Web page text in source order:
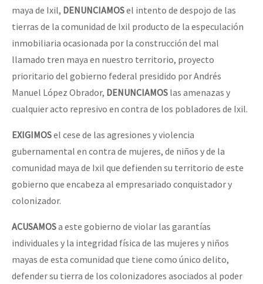
maya de Ixil, DENUNCIAMOSel intento de despojo de las
tierras de la comunidad de Ixil producto de la especulación
inmobiliaria ocasionada por la construcción del mal
llamado tren maya en nuestro territorio, proyecto
prioritario del gobierno federal presidido por Andrés
Manuel López Obrador, DENUNCIAMOS las amenazas y
cualquier acto represivo en contra de los pobladores de Ixil.
EXIGIMOSel cese de las agresiones y violencia
gubernamental en contra de mujeres, de niños y de la
comunidad maya de Ixil que defienden su territorio de este
gobierno que encabeza al empresariado conquistador y
colonizador.
ACUSAMOSa este gobierno de violar las garantías
individuales y la integridad física de las mujeres y niños
mayas de esta comunidad que tiene como único delito,
defender su tierra de los colonizadores asociados al poder